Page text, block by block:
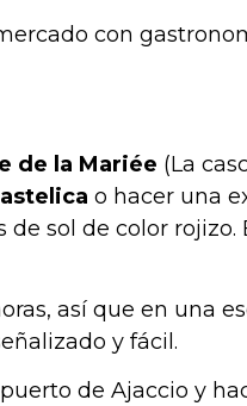
con
de la Mariée (La
o hacer una
sol de color rojizo.
así que en una
y fácil.
de Ajaccio y